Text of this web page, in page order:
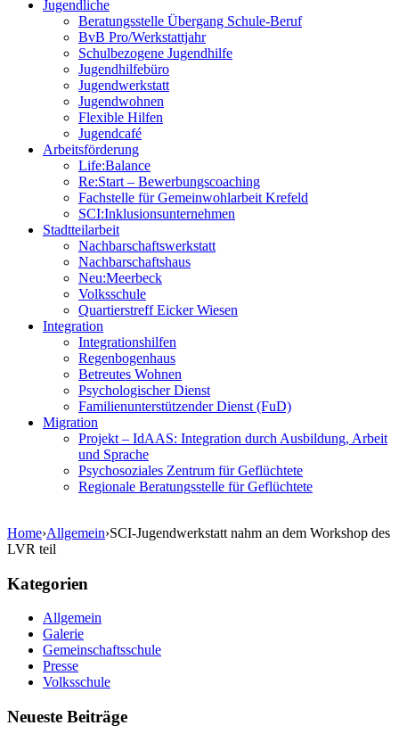
Jugendliche
Beratungsstelle Übergang Schule-Beruf
BvB Pro/Werkstattjahr
Schulbezogene Jugendhilfe
Jugendhilfebüro
Jugendwerkstatt
Jugendwohnen
Flexible Hilfen
Jugendcafé
Arbeitsförderung
Life:Balance
Re:Start – Bewerbungscoaching
Fachstelle für Gemeinwohlarbeit Krefeld
SCI:Inklusionsunternehmen
Stadtteilarbeit
Nachbarschaftswerkstatt
Nachbarschaftshaus
Neu:Meerbeck
Volksschule
Quartierstreff Eicker Wiesen
Integration
Integrationshilfen
Regenbogenhaus
Betreutes Wohnen
Psychologischer Dienst
Familienunterstützender Dienst (FuD)
Migration
Projekt – IdAAS: Integration durch Ausbildung, Arbeit
und Sprache
Psychosoziales Zentrum für Geflüchtete
Regionale Beratungsstelle für Geflüchtete
Home›Allgemein›SCI-Jugendwerkstatt nahm an dem Workshop des
LVR teil
Kategorien
Allgemein
Galerie
Gemeinschaftsschule
Presse
Volksschule
Neueste Beiträge